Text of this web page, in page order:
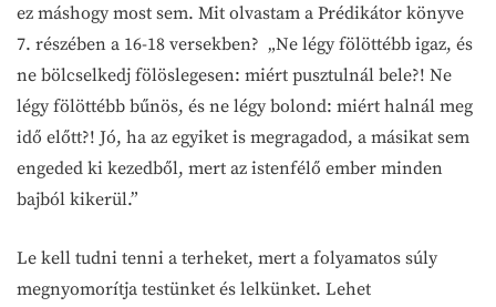
ez máshogy most sem. Mit olvastam a Prédikátor könyve
7. részében a 16-18 versekben? „Ne légy fölöttébb igaz, és
ne bölcselkedj fölöslegesen: miért pusztulnál bele?! Ne
légy fölöttébb bűnös, és ne légy bolond: miért halnál meg
idő előtt?! Jó, ha az egyiket is megragadod, a másikat sem
engeded ki kezedből, mert az istenfélő ember minden
bajból kikerül.”
Le kell tudni tenni a terheket, mert a folyamatos súly
megnyomorítja testünket és lelkünket. Lehet